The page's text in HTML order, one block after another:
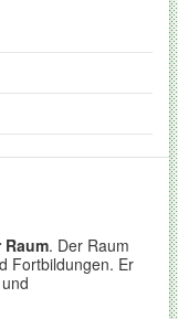
. Der Raum
Fortbildungen. Er